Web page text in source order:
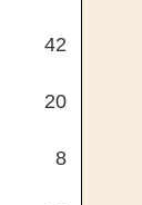
42
20
8